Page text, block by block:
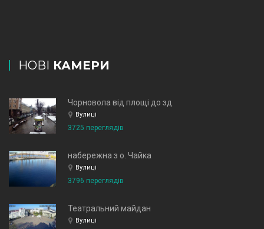
НОВІ КАМЕРИ
Чорновола від площі до зд
Вулиці
3725 переглядів
набережна з о. Чайка
Вулиці
3796 переглядів
Театральний майдан
Вулиці